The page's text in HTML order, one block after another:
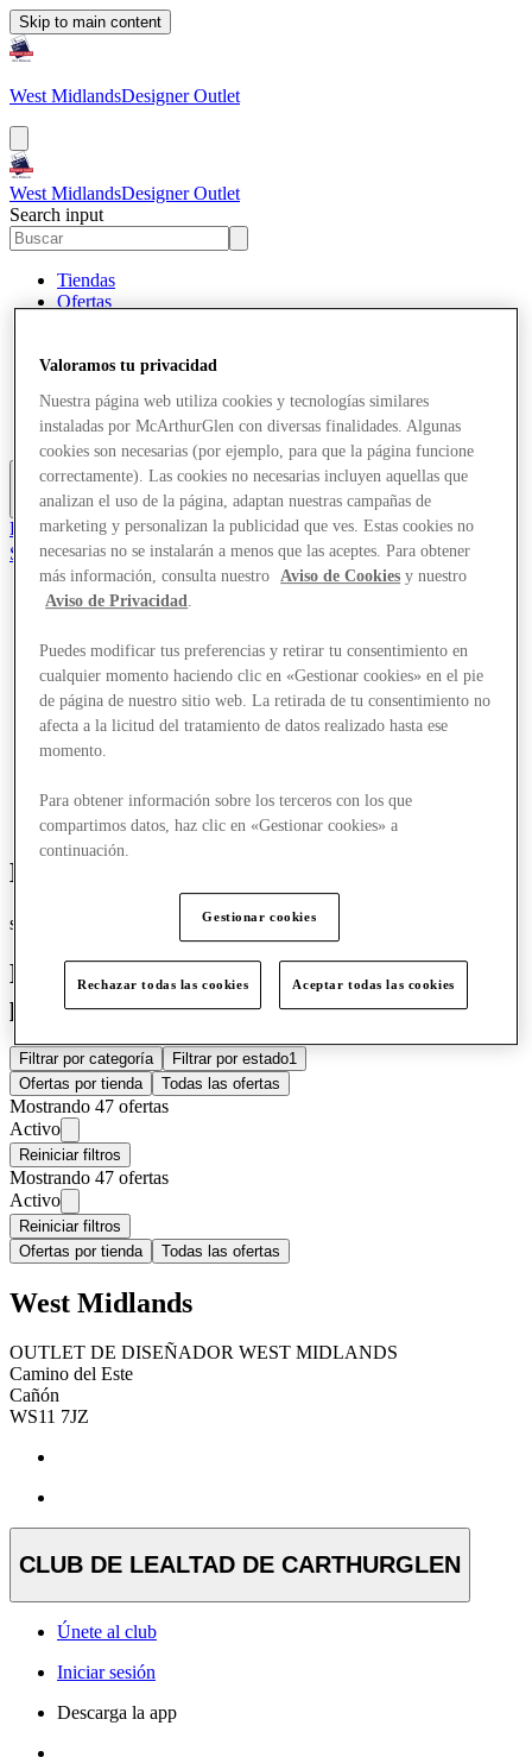
Skip to main content
West MidlandsDesigner Outlet
West MidlandsDesigner Outlet
Search input
Tiendas
Ofertas
Comer y beber
Servicios
¿Qué tal tu día?
Más
El Club
Salvado
es
Tiendas
Planifica tu visita
¿Qué pasa?
Comer y beber
Tarjetas regalo
Servicios
Más
Explore
selected for you
Enjoyeven bigger savingson our outlet
prices with these special offers
Filtrar por categoría Filtrar por estado1
Ofertas por tienda
Todas las ofertas
Mostrando 47 ofertas
Activo
Reiniciar filtros
Mostrando 47 ofertas
Activo
Reiniciar filtros
Ofertas por tienda
Todas las ofertas
West Midlands
OUTLET DE DISEÑADOR WEST MIDLANDS
Camino del Este
Cañón
WS11 7JZ
CLUB DE LEALTAD DE CARTHURGLEN
Únete al club
Iniciar sesión
Descarga la app
Valoramos tu privacidad
Nuestra página web utiliza cookies y tecnologías similares
instaladas por McArthurGlen con diversas finalidades. Algunas
cookies son necesarias (por ejemplo, para que la página funcione
correctamente). Las cookies no necesarias incluyen aquellas que
analizan el uso de la página, adaptan nuestras campañas de
marketing y personalizan la publicidad que ves. Estas cookies no
necesarias no se instalarán a menos que las aceptes. Para obtener
más información, consulta nuestro
Aviso de Cookies y nuestro
Aviso de Privacidad.
Puedes modificar tus preferencias y retirar tu consentimiento en
cualquier momento haciendo clic en «Gestionar cookies» en el pie
de página de nuestro sitio web. La retirada de tu consentimiento no
afecta a la licitud del tratamiento de datos realizado hasta ese
momento.
Para obtener información sobre los terceros con los que
compartimos datos, haz clic en «Gestionar cookies» a
continuación.
Gestionar cookies
Rechazar todas las cookies Aceptar todas las cookies